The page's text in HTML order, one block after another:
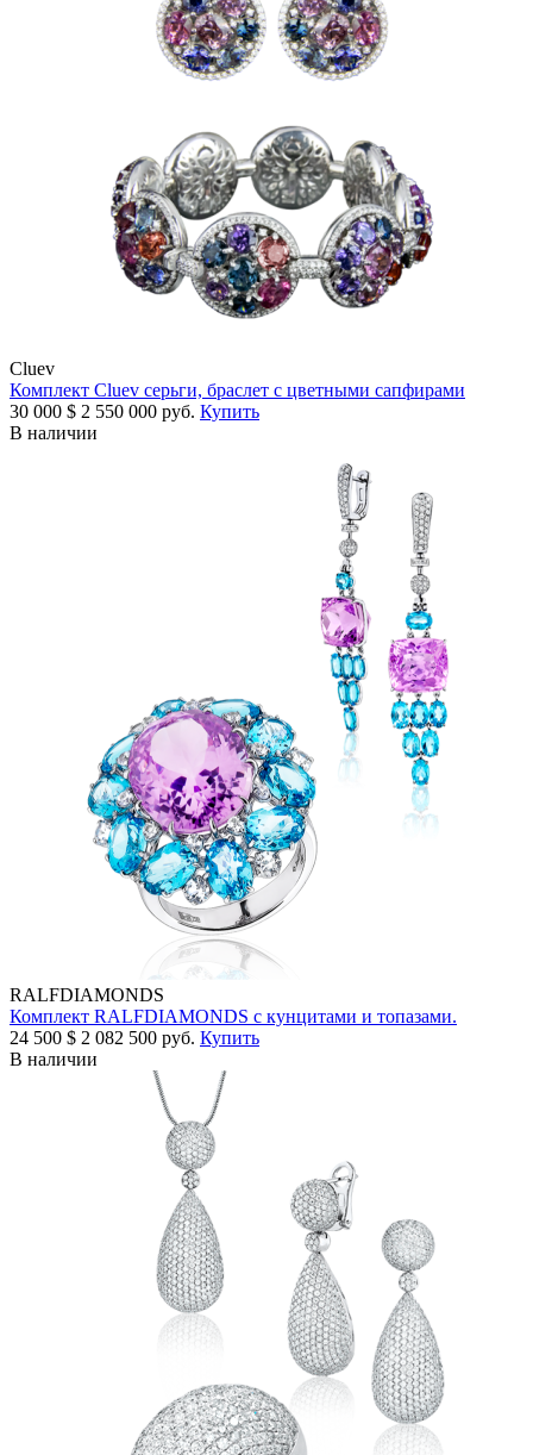
Cluev
Комплект Cluev серьги, браслет с цветными сапфирами
30 000 $ 2 550 000 руб. Купить
В наличии
RALFDIAMONDS
Комплект RALFDIAMONDS с кунцитами и топазами.
24 500 $ 2 082 500 руб. Купить
В наличии